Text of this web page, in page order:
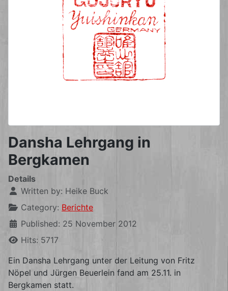
Dansha Lehrgang in
Bergkamen
Details
Written by: Heike Buck
Category: Berichte
Published: 25 November 2012
Hits: 5717
Ein Dansha Lehrgang unter der Leitung von Fritz
Nöpel und Jürgen Beuerlein fand am 25.11. in
Bergkamen statt.